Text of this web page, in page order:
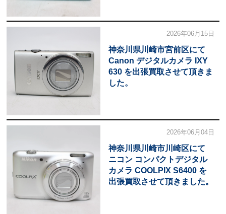
2026年06月15日
神奈川県川崎市宮前区にて
Canon デジタルカメラ IXY
630 を出張買取させて頂きま
した。
2026年06月04日
神奈川県川崎市川崎区にて
ニコン コンパクトデジタル
カメラ COOLPIX S6400 を
出張買取させて頂きました。